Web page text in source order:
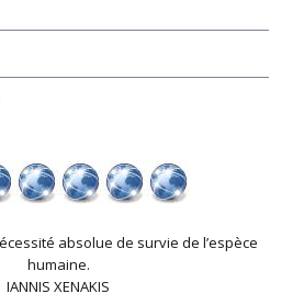
absolue de survie de l’espèce
humaine.
IANNIS XENAKIS